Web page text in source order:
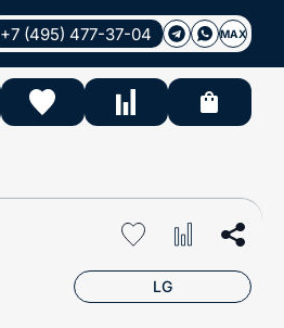
+7 (495) 477-37-04 MAX
LG